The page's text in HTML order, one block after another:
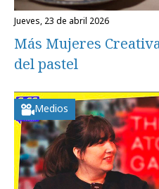
jueves, 23 de abril 2026
Más Mujeres
del pastel
Medios